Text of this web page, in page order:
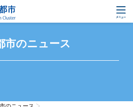
市のニュース